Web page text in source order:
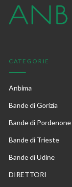
CATEGORIE
Anbima
Bande di Gorizia
Bande di Pordenone
Bande di Trieste
Bande di Udine
DIRETTORI